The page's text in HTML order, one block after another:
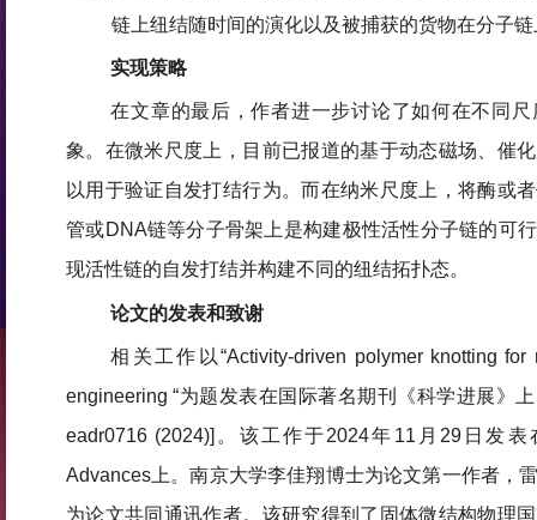
链上纽结随时间的演化以及被捕获的货物在分子
实现策略
在文章的最后，作者进一步讨论了如何在不同
象。在微米尺度上，目前已报道的基于动态磁场、催
以用于验证自发打结行为。而在纳米尺度上，将酶或
管或DNA链等分子骨架上是构建极性活性分子链的可
现活性链的自发打结并构建不同的纽结拓扑态。
论文的发表和致谢
相关工作以“Activity-driven polymer knotting for
engineering “为题发表在国际著名期刊《科学进展》
eadr0716 (2024)]。该工作于2024年11月29日发
Advances上。南京大学李佳翔博士为论文第一作者，
为论文共同通讯作者。该研究得到了固体微结构物理